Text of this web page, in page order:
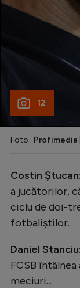
12
Foto : Profimedia
Costin Ștucan:
a jucătorilor,
ciclu de doi-
fotbaliștilor.
Daniel Stanciu:
FCSB
meciuri...